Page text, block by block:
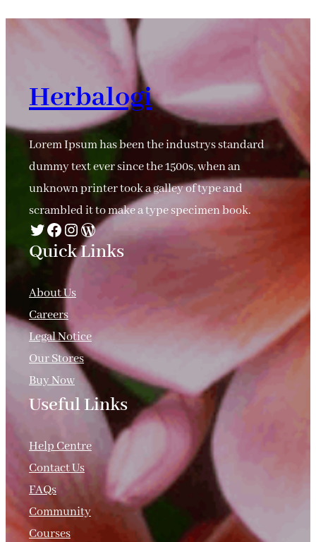
Herbalogi
Lorem Ipsum has been the industrys standard
dummy text ever since the 1500s, when an
unknown printer took a galley of type and
scrambled it to make a type specimen book.
Twitter Facebook Instagram WordPress
Quick Links
About Us
Careers
Legal Notice
Our Stores
Buy Now
Useful Links
Help Centre
Contact Us
FAQs
Community
Courses